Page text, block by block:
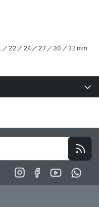
22／24／27／30／32mm